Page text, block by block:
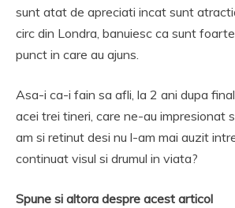
sunt atat de apreciati incat sunt
circ din Londra, banuiesc ca sunt
punct in care au ajuns.
Asa-i ca-i fain sa afli, la 2 ani dupa
acei trei tineri, care ne-au impresionat
am si retinut desi nu l-am mai auzit
continuat visul si drumul in viata?
Spune si altora despre acest articol